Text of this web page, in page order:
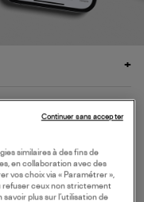
similaires à des fins de
en collaboration avec des
vos choix via « Paramétrer »,
refuser ceux non strictement
plus sur l’utilisation de
Continuer sans accepter